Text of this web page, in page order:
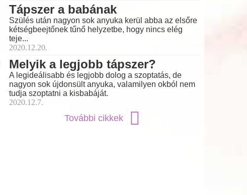
Tápszer a babának
Szülés után nagyon sok anyuka kerül abba az elsőre
kétségbeejtőnek tűnő helyzetbe, hogy nincs elég
teje...
2020.12.20.
Melyik a legjobb tápszer?
A legideálisabb és legjobb dolog a szoptatás, de
nagyon sok újdonsült anyuka, valamilyen okból nem
tudja szoptatni a kisbabáját.
2020.12.7.
További cikkek